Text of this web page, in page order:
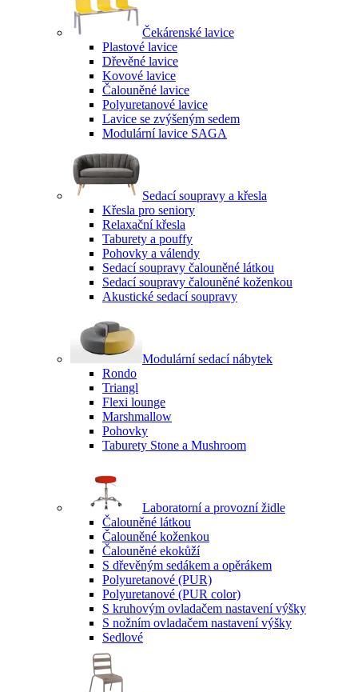
Čekárenské lavice
Plastové lavice
Dřevěné lavice
Kovové lavice
Čalouněné lavice
Polyuretanové lavice
Lavice se zvýšeným sedem
Modulární lavice SAGA
Sedací soupravy a křesla
Křesla pro seniory
Relaxační křesla
Taburety a pouffy
Pohovky a válendy
Sedací soupravy čalouněné látkou
Sedací soupravy čalouněné koženkou
Akustické sedací soupravy
Modulární sedací nábytek
Rondo
Triangl
Flexi lounge
Marshmallow
Pohovky
Taburety Stone a Mushroom
Laboratorní a provozní židle
Čalouněné látkou
Čalouněné koženkou
Čalouněné ekokůží
S dřevěným sedákem a opěrákem
Polyuretanové (PUR)
Polyuretanové (PUR color)
S kruhovým ovladačem nastavení výšky
S nožním ovladačem nastavení výšky
Sedlové